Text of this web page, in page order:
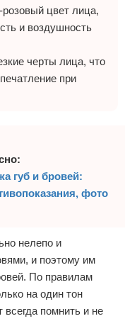
цвет лица,
и воздушность
черты лица, что
при
губ и бровей:
фото
нелепо и
и поэтому им
По правилам
на один тон
помнить и не